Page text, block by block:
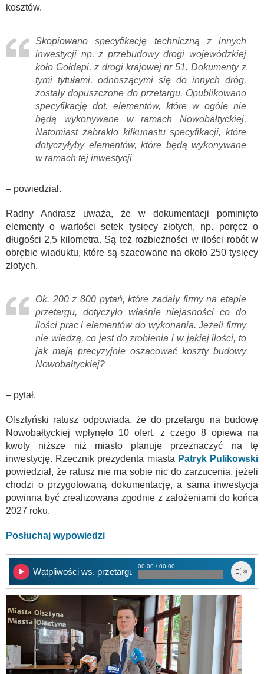
kosztów.
Skopiowano specyfikację techniczną z innych
inwestycji np. z przebudowy drogi wojewódzkiej
koło Gołdapi, z drogi krajowej nr 51. Dokumenty z
tymi tytułami, odnoszącymi się do innych dróg,
zostały dopuszczone do przetargu. Opublikowano
specyfikację dot. elementów, które w ogóle nie
będą wykonywane w ramach Nowobałtyckiej.
Natomiast zabrakło kilkunastu specyfikacji, które
dotyczyłyby elementów, które będą wykonywane
w ramach tej inwestycji
– powiedział.
Radny Andrasz uważa, że w dokumentacji pominięto
elementy o wartości setek tysięcy złotych, np. poręcz o
długości 2,5 kilometra. Są też rozbieżności w ilości robót w
obrębie wiaduktu, które są szacowane na około 250 tysięcy
złotych.
Ok. 200 z 800 pytań, które zadały firmy na etapie
przetargu, dotyczyło właśnie niejasności co do
ilości prac i elementów do wykonania. Jeżeli firmy
nie wiedzą, co jest do zrobienia i w jakiej ilości, to
jak mają precyzyjnie oszacować koszty budowy
Nowobałtyckiej?
– pytał.
Olsztyński ratusz odpowiada, że do przetargu na budowę
Nowobałtyckiej wpłynęło 10 ofert, z czego 8 opiewa na
kwoty niższe niż miasto planuje przeznaczyć na tę
inwestycję. Rzecznik prezydenta miasta Patryk Pulikowski
powiedział, że ratusz nie ma sobie nic do zarzucenia, jeżeli
chodzi o przygotowaną dokumentację, a sama inwestycja
powinna być zrealizowana zgodnie z założeniami do końca
2027 roku.
Posłuchaj wypowiedzi
Wątpliwości ws. przetargu na Nowobałtycką
00:00 / 00:00